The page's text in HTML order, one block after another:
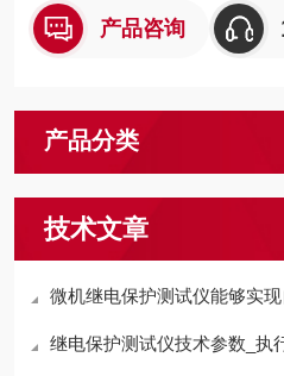
产品咨询
产品分类
技术文章
微机继电保护测试仪能够实
继电保护测试仪技术参数_执行标